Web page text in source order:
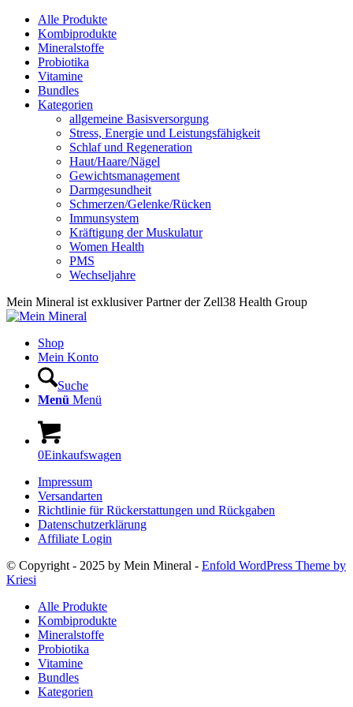
Alle Produkte
Kombiprodukte
Mineralstoffe
Probiotika
Vitamine
Bundles
Kategorien
allgemeine Basisversorgung
Stress, Energie und Leistungsfähigkeit
Schlaf und Regeneration
Haut/Haare/Nägel
Gewichtsmanagement
Darmgesundheit
Schmerzen/Gelenke/Rücken
Immunsystem
Kräftigung der Muskulatur
Women Health
PMS
Wechseljahre
Mein Mineral ist exklusiver Partner der Zell38 Health Group
Shop
Mein Konto
Suche
Menü Menü
0Einkaufswagen
Impressum
Versandarten
Richtlinie für Rückerstattungen und Rückgaben
Datenschutzerklärung
Affiliate Login
© Copyright - 2025 by Mein Mineral - Enfold WordPress Theme by
Kriesi
Alle Produkte
Kombiprodukte
Mineralstoffe
Probiotika
Vitamine
Bundles
Kategorien